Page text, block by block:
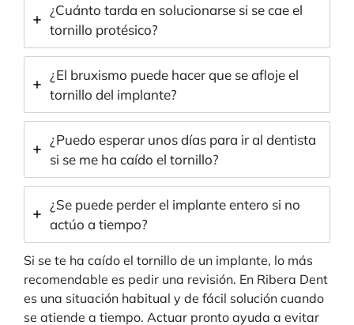
¿Cuánto tarda en solucionarse si se cae el
tornillo protésico?
¿El bruxismo puede hacer que se afloje el
tornillo del implante?
¿Puedo esperar unos días para ir al dentista
si se me ha caído el tornillo?
¿Se puede perder el implante entero si no
actúo a tiempo?
Si se te ha caído el tornillo de un implante, lo más
recomendable es pedir una revisión. En Ribera Dent
es una situación habitual y de fácil solución cuando
se atiende a tiempo. Actuar pronto ayuda a evitar